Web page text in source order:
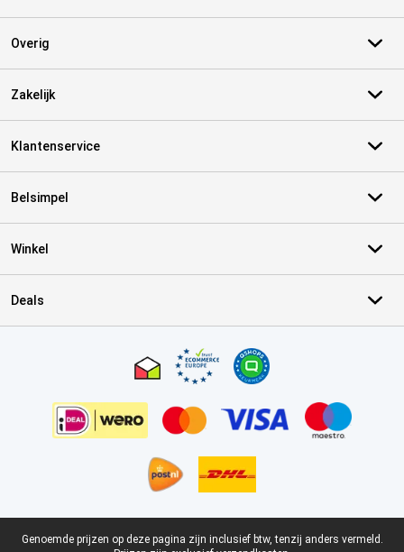
Overig
Zakelijk
Klantenservice
Belsimpel
Winkel
Deals
Juridische voettekst
Genoemde prijzen op deze pagina zijn inclusief btw, tenzij anders vermeld.